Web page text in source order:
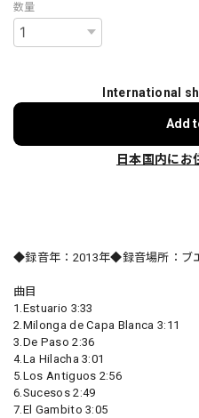
数量
International
Add
日本国内にお
◆録音年：2013年◆録音場所：ブ
曲目
1.Estuario 3:33
2.Milonga de Capa Blanca 3:11
3.De Paso 2:36
4.La Hilacha 3:01
5.Los Antiguos 2:56
6.Sucesos 2:49
7.El Gambito 3:05